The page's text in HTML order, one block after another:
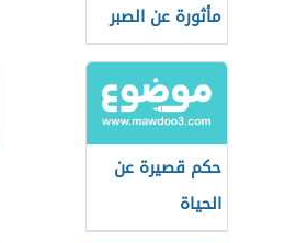
مأثورة عن الصبر
حكم قصيرة عن
الحياة